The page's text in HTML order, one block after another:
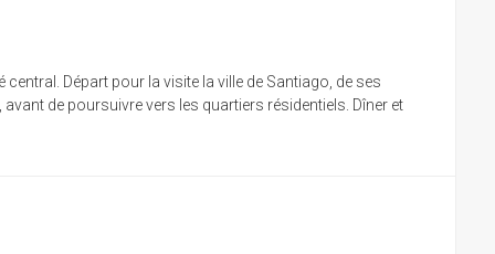
Départ pour la visite la ville de Santiago, de ses
de poursuivre vers les quartiers résidentiels. Dîner et